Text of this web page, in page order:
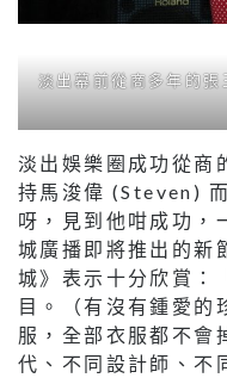
淡出幕前從商多年的
淡出娛樂圈成功從
持馬浚偉 (Steven)
呀，見到他咁成功，
城廣播即將推出的
城》表示十分欣賞：
目。（有沒有鍾愛的
服，全部衣服都不會
代、不同設計師、不